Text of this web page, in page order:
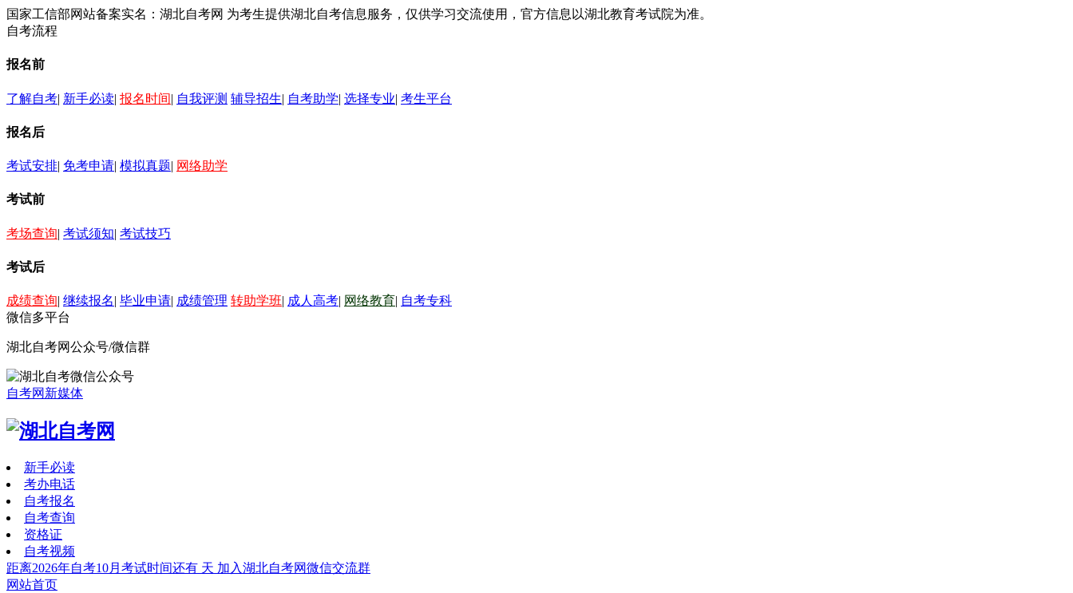
国家工信部网站备案实名：湖北自考网 为考生提供湖北自考信息服务，仅供学习交流使用，官方信息以湖北教育考试院为准。
自考流程
报名前
了解自考| 新手必读| 报名时间| 自我评测 辅导招生| 自考助学| 选择专业| 考生平台
报名后
考试安排| 免考申请| 模拟真题| 网络助学
考试前
考场查询| 考试须知| 考试技巧
考试后
成绩查询| 继续报名| 毕业申请| 成绩管理 转助学班| 成人高考| 网络教育| 自考专科
微信多平台
湖北自考网公众号/微信群
自考网新媒体
新手必读
考办电话
自考报名
自考查询
资格证
自考视频
距离2026年自考10月考试时间还有 天 加入湖北自考网微信交流群
网站首页